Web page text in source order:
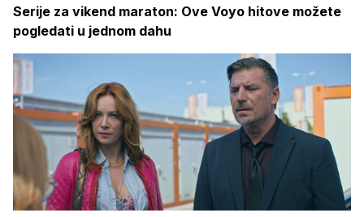
Serije za vikend maraton: Ove Voyo hitove možete
pogledati u jednom dahu